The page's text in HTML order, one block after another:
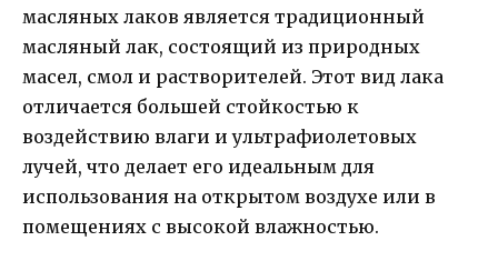
масляных лаков является традиционный
масляный лак, состоящий из природных
масел, смол и растворителей. Этот вид лака
отличается большей стойкостью к
воздействию влаги и ультрафиолетовых
лучей, что делает его идеальным для
использования на открытом воздухе или в
помещениях с высокой влажностью.